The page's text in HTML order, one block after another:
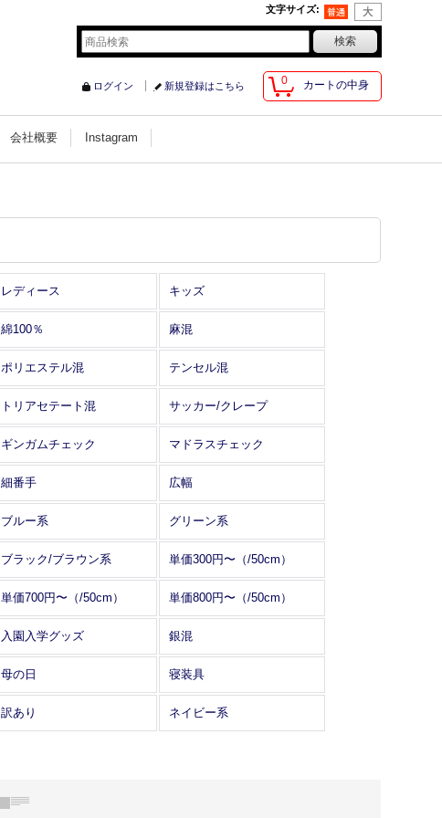
文字サイズ:
0 カートの中身
ログイン 新規登録はこちら
会社概要 Instagram
レディース キッズ
綿100％ 麻混
ポリエステル混 テンセル混
トリアセテート混 サッカー/クレープ
ギンガムチェック マドラスチェック
細番手 広幅
ブルー系 グリーン系
ブラック/ブラウン系 単価300円〜（/50cm）
単価700円〜（/50cm） 単価800円〜（/50cm）
入園入学グッズ 銀混
母の日 寝装具
訳あり ネイビー系